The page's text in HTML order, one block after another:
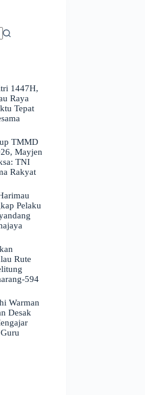
1447H,
Raya
Tepat
TMMD
Mayjen
TNI
Rakyat
Pelaku
Rute
594
Warman
Desak